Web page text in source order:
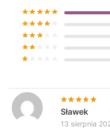
Sławek
13 sierpnia